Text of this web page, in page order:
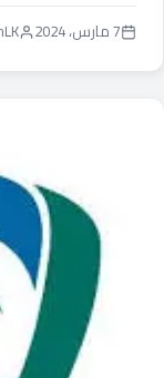
7 مارس، 2024